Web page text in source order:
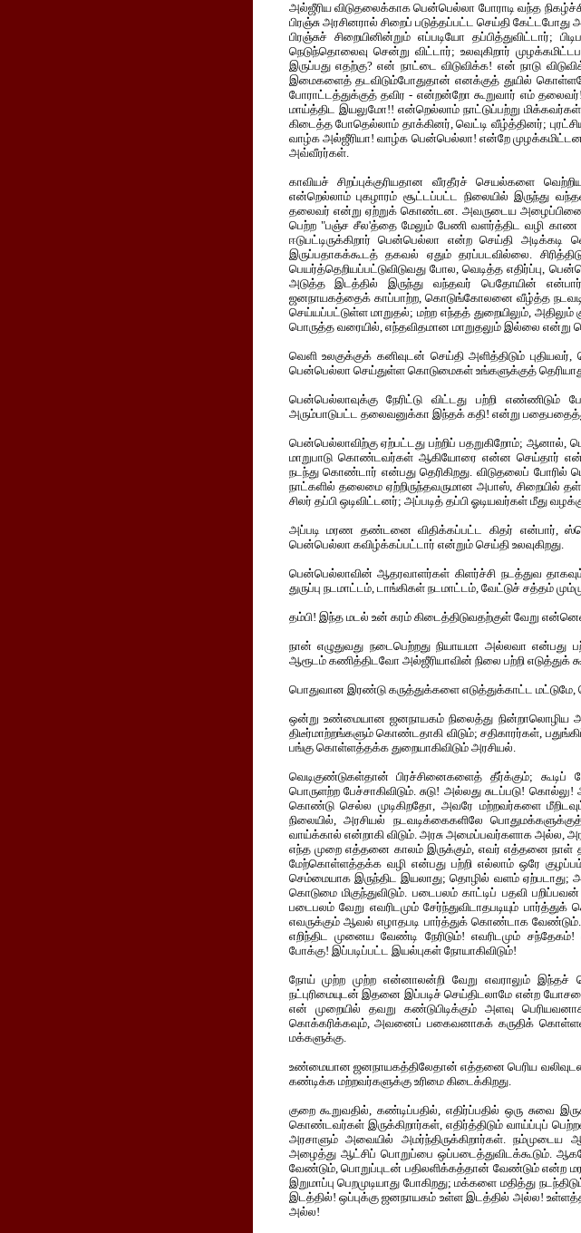
அல்ஜீரிய விடுதலைக்காக பென்பெல்லா போராடி வந்த
பிரஞ்சு அரசினரால் சிறைப் படுத்தப்பட்ட செய்தி
பிரஞ்சுச் சிறையினின்றும் எப்படியோ தப்பித்துவிட்டார்;
நெடுந்தொலைவு சென்று விட்டார்; உலவுகிறார்
இருப்பது எதற்கு? என் நாட்டை விடுவிக்க! என் நாடு
இமைகளைத் தடவிடும்போதுதான் எனக்குத் துயில்
போராட்டத்துக்குத் தவிர - என்றன்றோ கூறுவார் எம்
மாய்த்திட இயலுமோ!! என்றெல்லாம் நாட்டுப்பற்று மிக்கவர்கள்
கிடைத்த போதெல்லாம் தாக்கினர், வெட்டி வீழ்த்தினர்;
வாழ்க அல்ஜீரியா! வாழ்க பென்பெல்லா! என்றே
அவ்வீரர்கள்.
காவியச் சிறப்புக்குரியதான வீரதீரச் செயல்களை
என்றெல்லாம் புகழாரம் சூட்டப்பட்ட நிலையில் இருந்து
தலைவர் என்று ஏற்றுக் கொண்டன. அவருடைய அழைப்பினைப்
பெற்ற "பஞ்ச சீல'த்தை மேலும் பேணி வளர்த்திட வழி காண
ஈடுபட்டிருக்கிறார் பென்பெல்லா என்ற செய்தி அடிக்கடி
இருப்பதாகக்கூடத் தகவல் ஏதும் தரப்படவில்லை.
பெயர்த்தெறியப்பட்டுவிடுவது போல, வெடித்த எதிர்ப்பு,
அடுத்த இடத்தில் இருந்து வந்தவர் பெதோயின்
ஜனநாயகத்தைக் காப்பாற்ற, கொடுங்கோலனை வீழ்த்த
செய்யப்பட்டுள்ள மாறுதல்; மற்ற எந்தத் துறையிலும்,
பொருத்த வரையில், எந்தவிதமான மாறுதலும் இல்லை என்று
வெளி உலகுக்குக் கனிவுடன் செய்தி அளித்திடும்
பென்பெல்லா செய்துள்ள கொடுமைகள் உங்களுக்குத்
பென்பெல்லாவுக்கு நேரிட்டு விட்டது பற்றி எண்ணிடும்
அரும்பாடுபட்ட தலைவனுக்கா இந்தக் கதி! என்று
பென்பெல்லாவிற்கு ஏற்பட்டது பற்றிப் பதறுகிறோம்;
மாறுபாடு கொண்டவர்கள் ஆகியோரை என்ன செய்தார்
நடந்து கொண்டார் என்பது தெரிகிறது. விடுதலைப்
நாட்களில் தலைமை ஏற்றிருந்தவருமான அபாஸ், சிறையில்
சிலர் தப்பி ஒடிவிட்டனர்; அப்படித் தப்பி ஓடியவர்கள் மீது
அப்படி மரண தண்டனை விதிக்கப்பட்ட கிதர் என்பார்,
பென்பெல்லா கவிழ்க்கப்பட்டார் என்றும் செய்தி உலவுகிறது.
பென்பெல்லாவின் ஆதரவாளர்கள் கிளர்ச்சி நடத்துவ
துருப்பு நடமாட்டம், டாங்கிகள் நடமாட்டம், வேட்டுச் சத்தம்
தம்பி! இந்த மடல் உன் கரம் கிடைத்திடுவதற்குள் வேறு
நான் எழுதுவது நடைபெற்றது நியாயமா அல்லவா என்பது
ஆரூடம் கணித்திடவோ அல்ஜீரியாவின் நிலை பற்றி
பொதுவான இரண்டு கருத்துக்களை எடுத்துக்காட்ட மட்டுமே,
ஒன்று உண்மையான ஜனநாயகம் நிலைத்து நின்றாலொழிய
திடீர்மாற்றங்களும் கொண்டதாகி விடும்; சதிகாரர்கள்,
பங்கு கொள்ளத்தக்க துறையாகிவிடும் அரசியல்.
வெடிகுண்டுகள்தான் பிரச்சினைகளைத் தீர்க்கும்;
பொருளற்ற பேச்சாகிவிடும். சுடு! அல்லது சுடப்படு!
கொண்டு செல்ல முடிகிறதோ, அவரே மற்றவர்களை
நிலையில், அரசியல் நடவடிக்கைகளிலே
வாய்க்கால் என்றாகி விடும். அரசு அமைப்பவர்களாக அல்ல,
எந்த முறை எத்தனை காலம் இருக்கும், எவர் எத்தனை நாள்
மேற்கொள்ளத்தக்க வழி என்பது பற்றி எல்லாம் ஒரே குழப்பம்
செம்மையாக இருந்திட இயலாது; தொழில் வளம் ஏற்படாது;
கொடுமை மிகுந்துவிடும். படைபலம் காட்டிப் பதவி
படைபலம் வேறு எவரிடமும் சேர்ந்துவிடாதபடியும்
எவருக்கும் ஆவல் எழாதபடி பார்த்துக் கொண்டாக
எறிந்திட முனைய வேண்டி நேரிடும்! எவரிடமும்
போக்கு! இப்படிப்பட்ட இயல்புகள் நோயாகிவிடும்!
நோய் முற்ற முற்ற என்னாலன்றி வேறு எவராலும் இந்தச்
நட்புரிமையுடன் இதனை இப்படிச் செய்திடலாமே என்ற
என் முறையில் தவறு கண்டுபிடிக்கும் அளவு
கொக்கரிக்கவும், அவனைப் பகைவனாகக் கருதிக்
மக்களுக்கு.
உண்மையான ஜனநாயகத்திலேதான் எத்தனை பெரிய
கண்டிக்க மற்றவர்களுக்கு உரிமை கிடைக்கிறது.
குறை கூறுவதில், கண்டிப்பதில், எதிர்ப்பதில் ஒரு சுவை
கொண்டவர்கள் இருக்கிறார்கள், எதிர்த்திடும் வாய்ப்புப்
அரசாளும் அவையில் அமர்ந்திருக்கிறார்கள். நம்முடைய
அழைத்து ஆட்சிப் பொறுப்பை
வேண்டும், பொறுப்புடன் பதிலளிக்கத்தான் வேண்டும் என்ற
இறுமாப்பு பெறமுடியாது போகிறது; மக்களை மதித்து
இடத்தில்! ஒப்புக்கு ஜனநாயகம் உள்ள இடத்தில் அல்ல!
அல்ல!